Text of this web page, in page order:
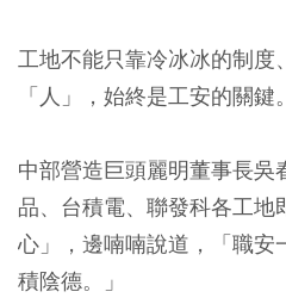
工地不能只靠冷冰冰的制度
「人」，始終是工安的關鍵。
中部營造巨頭麗明董事長吳
品、台積電、聯發科各工地
心」，邊喃喃說道，「職安
積陰德。」